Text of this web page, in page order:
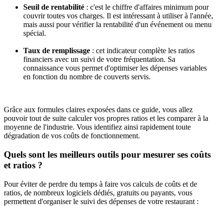
Seuil de rentabilité : c'est le chiffre d'affaires minimum pour
couvrir toutes vos charges. Il est intéressant à utiliser à l'année,
mais aussi pour vérifier la rentabilité d'un événement ou menu
spécial.
Taux de remplissage : cet indicateur complète les ratios
financiers avec un suivi de votre fréquentation. Sa
connaissance vous permet d'optimiser les dépenses variables
en fonction du nombre de couverts servis.
Grâce aux formules claires exposées dans ce guide, vous allez
pouvoir tout de suite calculer vos propres ratios et les comparer à la
moyenne de l'industrie. Vous identifiez ainsi rapidement toute
dégradation de vos coûts de fonctionnement.
Quels sont les meilleurs outils pour mesurer ses coûts
et ratios ?
Pour éviter de perdre du temps à faire vos calculs de coûts et de
ratios, de nombreux logiciels dédiés, gratuits ou payants, vous
permettent d'organiser le suivi des dépenses de votre restaurant :